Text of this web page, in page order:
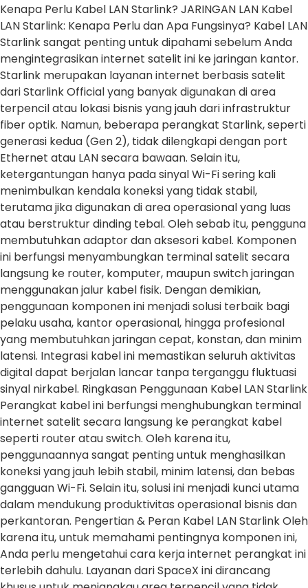
Kenapa Perlu Kabel LAN Starlink? JARINGAN LAN Kabel
LAN Starlink: Kenapa Perlu dan Apa Fungsinya? Kabel LAN
Starlink sangat penting untuk dipahami sebelum Anda
mengintegrasikan internet satelit ini ke jaringan kantor.
Starlink merupakan layanan internet berbasis satelit
dari Starlink Official yang banyak digunakan di area
terpencil atau lokasi bisnis yang jauh dari infrastruktur
fiber optik. Namun, beberapa perangkat Starlink, seperti
generasi kedua (Gen 2), tidak dilengkapi dengan port
Ethernet atau LAN secara bawaan. Selain itu,
ketergantungan hanya pada sinyal Wi-Fi sering kali
menimbulkan kendala koneksi yang tidak stabil,
terutama jika digunakan di area operasional yang luas
atau berstruktur dinding tebal. Oleh sebab itu, pengguna
membutuhkan adaptor dan aksesori kabel. Komponen
ini berfungsi menyambungkan terminal satelit secara
langsung ke router, komputer, maupun switch jaringan
menggunakan jalur kabel fisik. Dengan demikian,
penggunaan komponen ini menjadi solusi terbaik bagi
pelaku usaha, kantor operasional, hingga profesional
yang membutuhkan jaringan cepat, konstan, dan minim
latensi. Integrasi kabel ini memastikan seluruh aktivitas
digital dapat berjalan lancar tanpa terganggu fluktuasi
sinyal nirkabel. Ringkasan Penggunaan Kabel LAN Starlink
Perangkat kabel ini berfungsi menghubungkan terminal
internet satelit secara langsung ke perangkat kabel
seperti router atau switch. Oleh karena itu,
penggunaannya sangat penting untuk menghasilkan
koneksi yang jauh lebih stabil, minim latensi, dan bebas
gangguan Wi-Fi. Selain itu, solusi ini menjadi kunci utama
dalam mendukung produktivitas operasional bisnis dan
perkantoran. Pengertian & Peran Kabel LAN Starlink Oleh
karena itu, untuk memahami pentingnya komponen ini,
Anda perlu mengetahui cara kerja internet perangkat ini
terlebih dahulu. Layanan dari SpaceX ini dirancang